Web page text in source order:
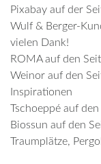
Pixabay auf der
Wulf & Berger-
vielen Dank!
ROMA auf den
Weinor auf den
Inspirationen
Tschoeppé auf
Biossun auf den
Traumplätze,